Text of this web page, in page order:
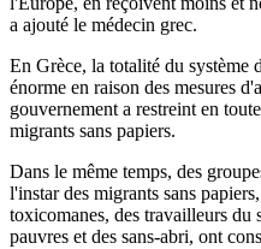
a ajouté le médecin grec.
En Grèce, la totalité du système
énorme en raison des mesures
gouvernement a restreint en
migrants sans papiers.
Dans le même temps, des
l'instar des migrants sans
toxicomanes, des travailleurs du
pauvres et des sans-abri, ont